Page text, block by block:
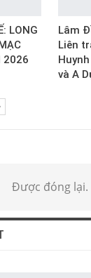
LONG
2026
Lâm
Liên
và A
Được đóng lại.